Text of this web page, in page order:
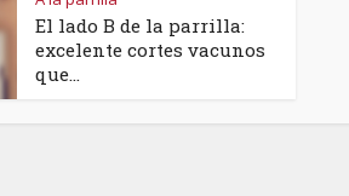
El lado B de la parrilla:
excelente cortes vacunos
que...